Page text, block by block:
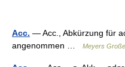
Acc. — Acc., Abkürzung für
angenommen …
Meyers